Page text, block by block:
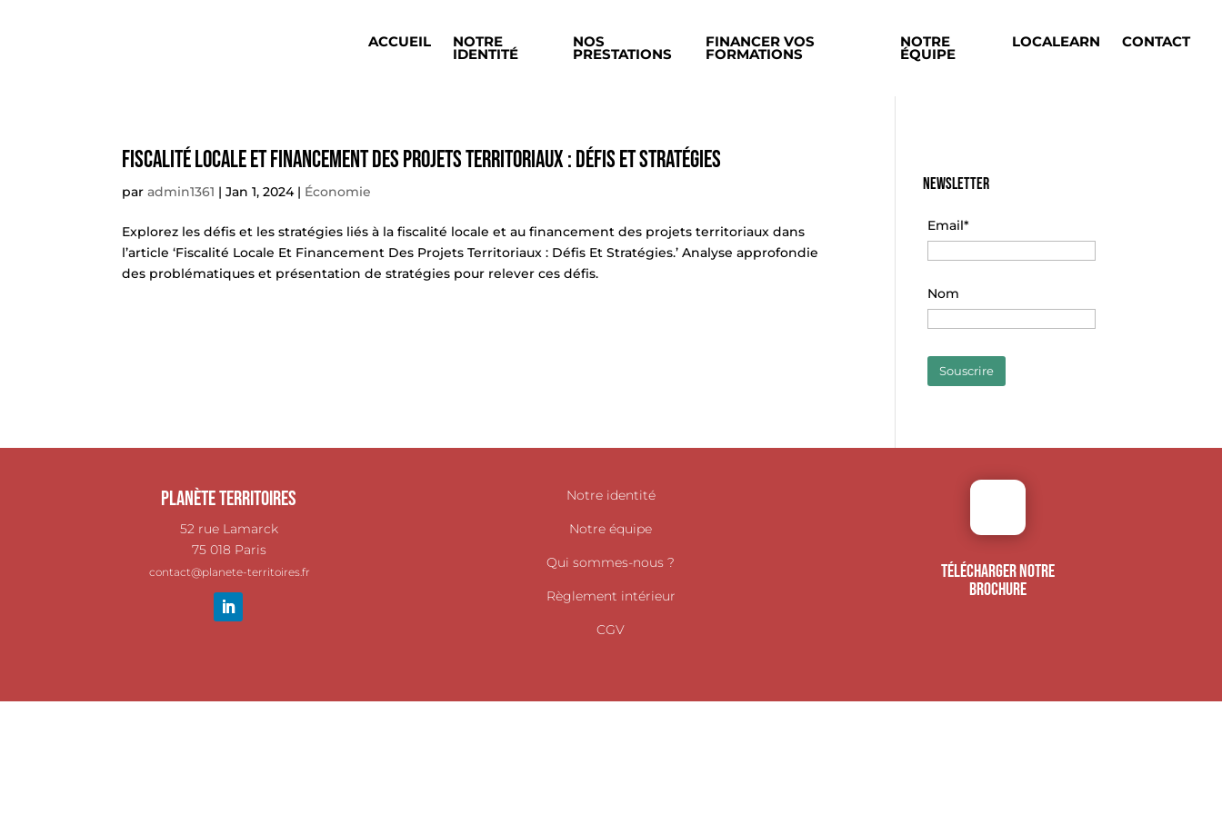
ACCUEIL NOTRE
IDENTITÉ
NOS
PRESTATIONS
FINANCER VOS
FORMATIONS
NOTRE
ÉQUIPE
LOCALEARN CONTACT
Fiscalité Locale Et Financement Des Projets Territoriaux : Défis Et Stratégies
paradmin1361 |Jan 1, 2024| Économie
Explorez les défis et les stratégies liés à la fiscalité locale et au financement des projets territoriaux dans
l’article ‘Fiscalité Locale Et Financement Des Projets Territoriaux : Défis Et Stratégies.’ Analyse approfondie
des problématiques et présentation de stratégies pour relever ces défis.
Newsletter
Email*
Nom
Planète Territoires
52 rue Lamarck
75 018 Paris
contact@planete-territoires.fr
Notre identité
Notre équipe
Qui sommes-nous ?
Règlement intérieur
CGV
TÉLÉCHARGER NOTRE
BROCHURE